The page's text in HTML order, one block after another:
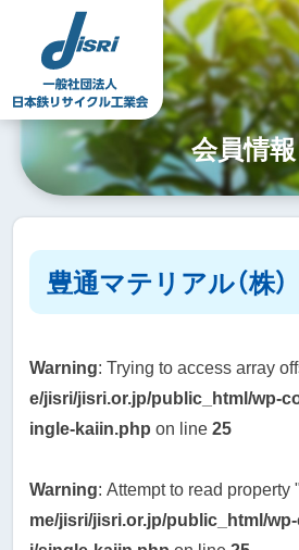
content
会員情報
豊通マテリアル（株）
Warning: Trying to access array
e/jisri/jisri.or.jp/public_html/wp-
ingle-kaiin.php on line25
Warning: Attempt to read
me/jisri/jisri.or.jp/public_html/